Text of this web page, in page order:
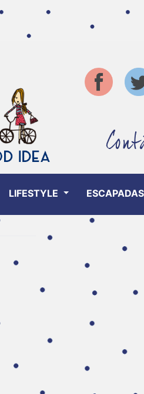
LIFESTYLE ESCAPADAS